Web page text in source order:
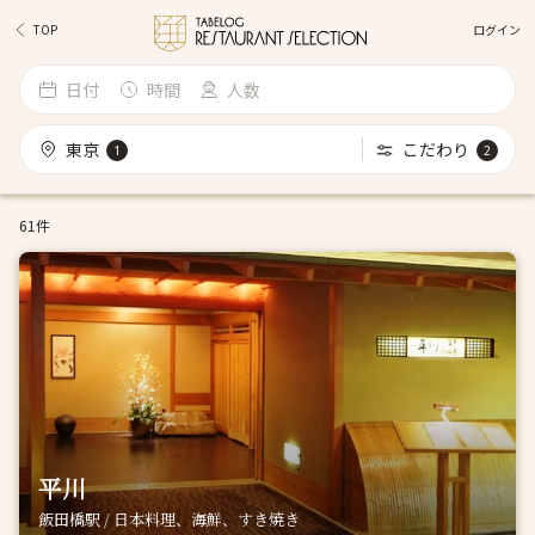
TOP ログイン
日付 時間 人数
東京 1 こだわり 2
61件
平川
飯田橋駅 / 日本料理、海鮮、すき焼き